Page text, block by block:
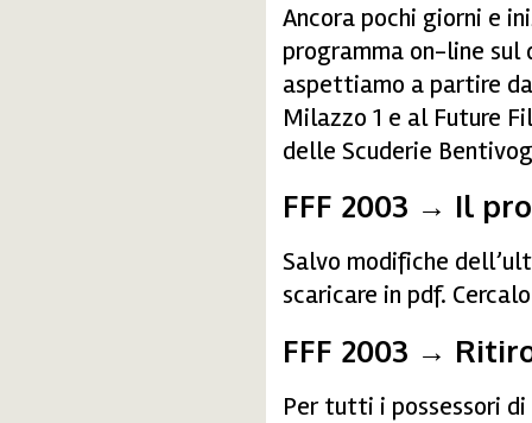
Ancora pochi giorni e
programma on-line sul
aspettiamo a partire
Milazzo 1 e al Future
delle Scuderie
FFF 2003 → Il
Salvo modifiche
scaricare in pdf.
FFF 2003 →
Per tutti i possessori